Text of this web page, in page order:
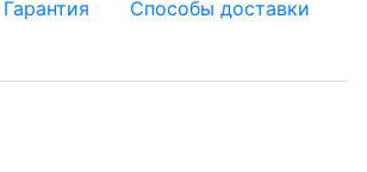
Гарантия Способы доставки